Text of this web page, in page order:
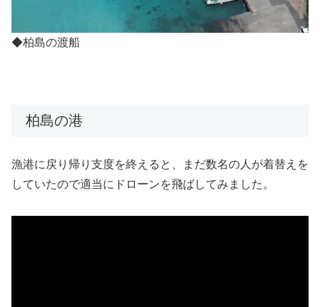
◆柏島の渡船
柏島の港
漁港に戻り帰り支度を終えると、まだ数名の人が着替えを
していたので適当にドローンを飛ばしてみました。